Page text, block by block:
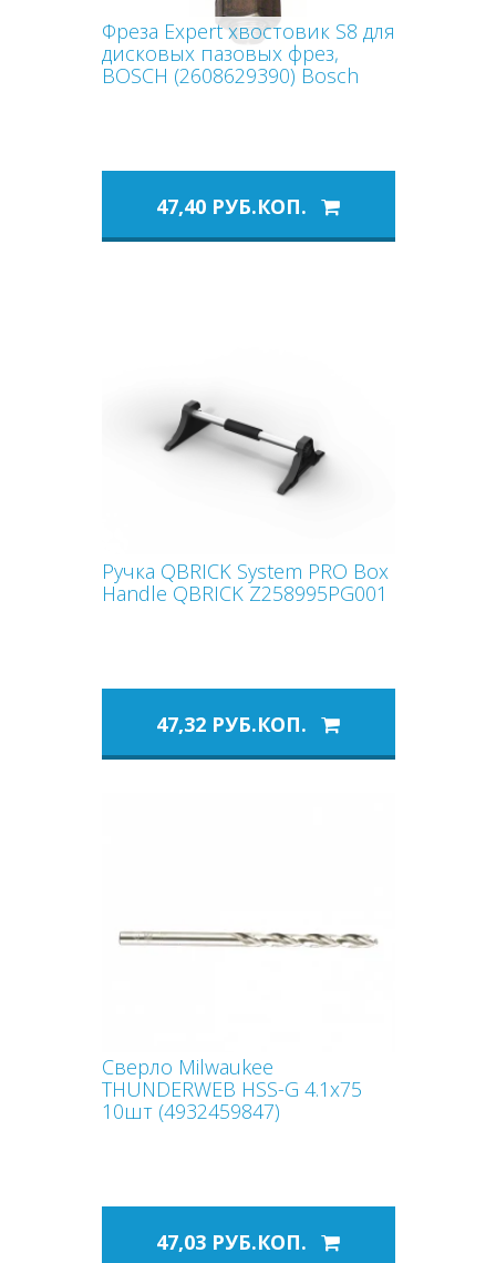
Фреза Expert хвостовик S8 для
дисковых пазовых фрез,
BOSCH (2608629390) Bosch
47,40 РУБ.КОП.
Ручка QBRICK System PRO Box
Handle QBRICK Z258995PG001
47,32 РУБ.КОП.
Сверло Milwaukee
THUNDERWEB HSS-G 4.1х75
10шт (4932459847)
47,03 РУБ.КОП.